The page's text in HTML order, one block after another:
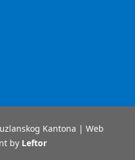
Kantona | Web
by Leftor